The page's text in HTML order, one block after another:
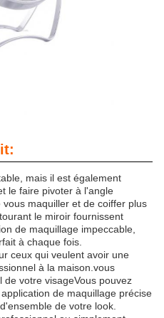
mais il est également
le faire pivoter à l'angle
maquiller et de coiffer plus
le miroir fournissent
de maquillage impeccable,
à chaque fois.
ceux qui veulent avoir une
à la maison.vous
votre visageVous pouvez
de maquillage précise
de votre look.